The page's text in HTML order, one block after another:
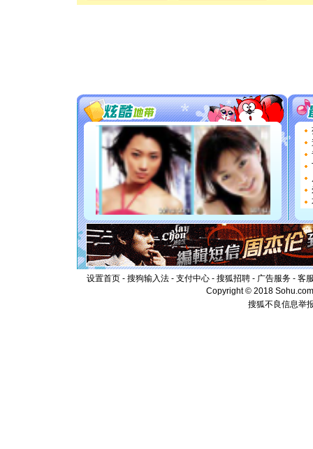
你太多，
要平安！
[圣诞节]
能正大
都要快乐
[圣诞节]
如意,快
[元旦]
看
断电。
你是我
[元旦] 如
起；二是
离。水晶
[元旦]当
泣，这痛
卖了。水
[春节] 风
颜！冬去
道一声平
设置首页 - 搜狗输入法 - 支付中心 - 搜狐招聘 - 广告服务 - 客
Copyright © 2018
搜狐不良信息举